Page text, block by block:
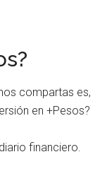
compartas es,
en +Pesos?
financiero.